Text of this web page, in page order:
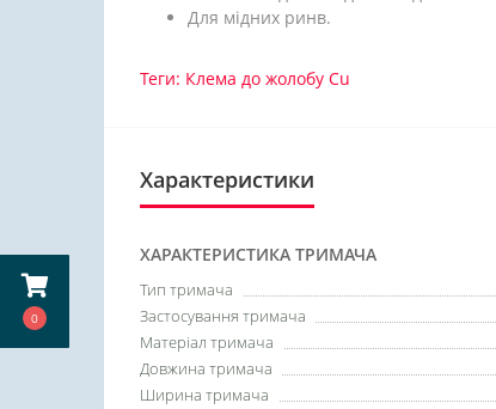
0
Для мідних ринв.
Теги: Клема до жолобу Cu
Характеристики
ХАРАКТЕРИСТИКА ТРИМАЧА
Тип тримача
Застосування тримача
Матеріал тримача
Довжина тримача
Ширина тримача